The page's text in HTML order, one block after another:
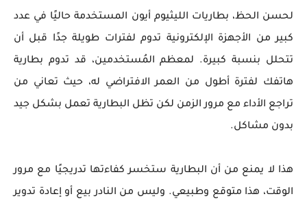
لحسن الحظ، بطاريات الليثيوم أيون المستخدمة حاليًا في عدد
كبير من الأجهزة الإلكترونية تدوم لفترات طويلة جدًا قبل أن
تتحلل بنسبة كبيرة. لمعظم المُستخدمين، قد تدوم بطارية
هاتفك لفترة أطول من العمر الافتراضي له، حيث تعاني من
تراجع الأداء مع مرور الزمن لكن تظل البطارية تعمل بشكل جيد
بدون مشاكل.
هذا لا يمنع من أن البطارية ستخسر كفاءتها تدريجيًا مع مرور
الوقت، هذا متوقع وطبيعي. وليس من النادر بيع أو إعادة تدوير